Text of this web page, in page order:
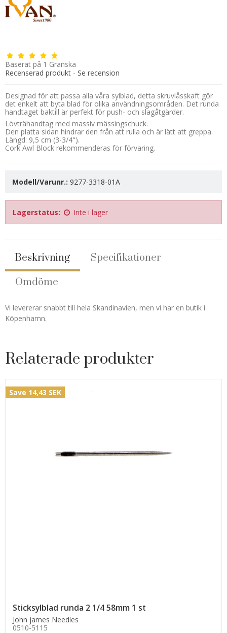
Baserat på 1 Granska
Recenserad produkt - Se recension
Designad för att passa alla våra sylblad, detta skruvlåsskaft gör
det enkelt att byta blad för olika användningsområden. Det runda
handtaget baktill är perfekt för push- och slagåtgärder.
Lövträhandtag med massiv mässingschuck.
Den platta sidan hindrar den från att rulla och är lätt att greppa.
Längd: 9,5 cm (3-3/4").
Cork Awl Block rekommenderas för förvaring.
Modell/Varunr.: 9277-3318-01A
Lagerstatus: Inte i lager
Beskrivning
Specifikationer
Omdöme
Vi levererar snabbt till hela Skandinavien, men vi har en butik i
Köpenhamn.
Relaterade produkter
Save 14,43 SEK
Sticksylblad runda 2 1/4 58mm 1 st
John james Needles
0510-5115